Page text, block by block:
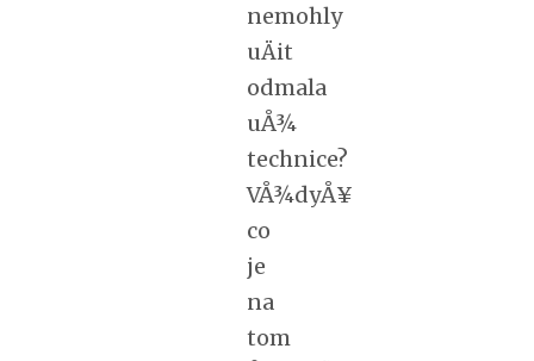
nemohly
uÄit
odmala
uÅ¾
technice?
VÅ¾dyÅ¥
co
je
na
tom